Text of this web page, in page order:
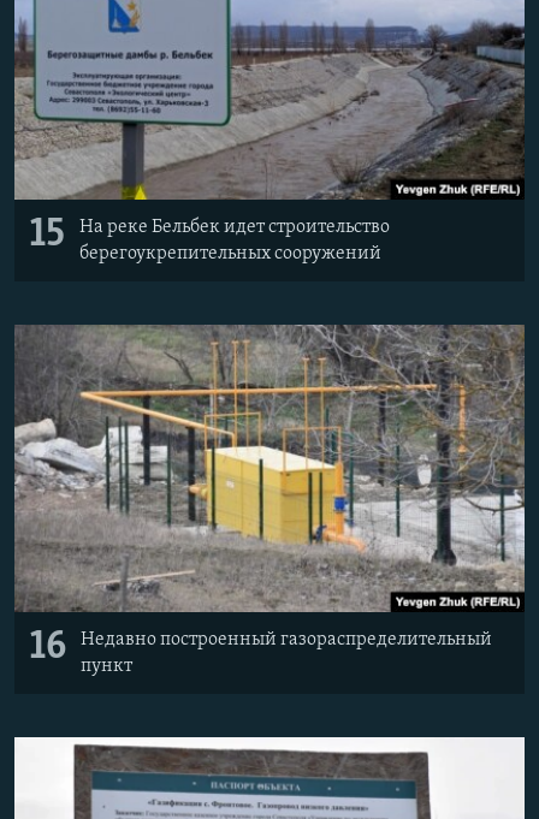
15
На реке Бельбек идет строительство
берегоукрепительных сооружений
16
Недавно построенный газораспределительный
пункт